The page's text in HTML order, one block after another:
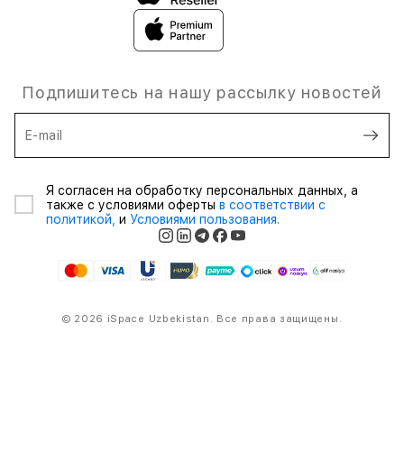
Подпишитесь на нашу рассылку новостей
E-mail
Я согласен на обработку персональных данных, а
также с условиями оферты в соответствии с
политикой, и Условиями пользования.
© 2026 iSpace Uzbekistan. Все права защищены.